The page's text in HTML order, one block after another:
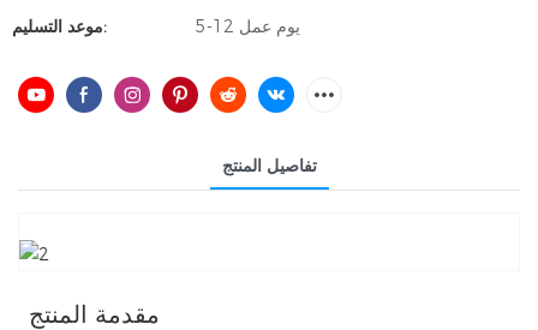
موعد التسليم:
5-12 يوم عمل
تفاصيل المنتج
مقدمة المنتج